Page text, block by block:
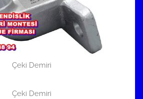
Çeki Demiri
Çeki Demiri